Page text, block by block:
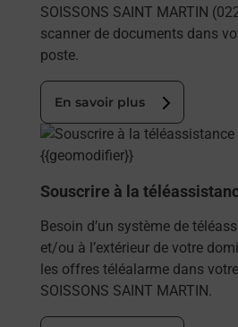
SOISSONS SAINT MARTIN
scanner de documents dans
poste.
En savoir plus
En savoir plus
Souscrire à la
Besoin d’un système de
et/ou à l’extérieur de votre
les offres téléalarme dans
SOISSONS SAINT MARTIN.